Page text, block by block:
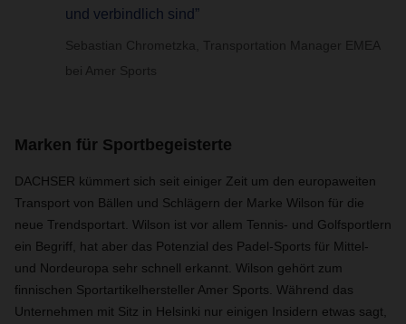
und verbindlich sind”
Sebastian Chrometzka, Transportation Manager EMEA
bei Amer Sports
Marken für Sportbegeisterte
DACHSER kümmert sich seit einiger Zeit um den europaweiten
Transport von Bällen und Schlägern der Marke Wilson für die
neue Trendsportart. Wilson ist vor allem Tennis- und Golfsportlern
ein Begriff, hat aber das Potenzial des Padel-Sports für Mittel-
und Nordeuropa sehr schnell erkannt. Wilson gehört zum
finnischen Sportartikelhersteller Amer Sports. Während das
Unternehmen mit Sitz in Helsinki nur einigen Insidern etwas sagt,